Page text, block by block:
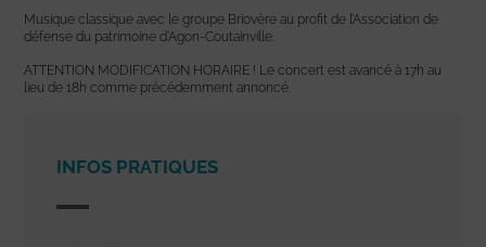
Musique classique avec le groupe Briovère au profit de l’Association de
défense du patrimoine d’Agon-Coutainville.
ATTENTION MODIFICATION HORAIRE ! Le concert est avancé à 17h au
lieu de 18h comme précédemment annoncé.
INFOS PRATIQUES